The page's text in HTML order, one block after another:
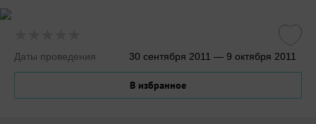
Даты проведения 30 сентября 2011 — 9 октября 2011
В избранное